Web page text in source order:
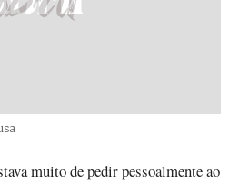
muito de pedir pessoalmente ao